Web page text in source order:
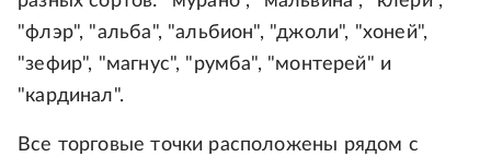
"флэр", "альба", "альбион", "джоли", "хоней",
"зефир", "магнус", "румба", "монтерей" и
"кардинал".
Все торговые точки расположены рядом с